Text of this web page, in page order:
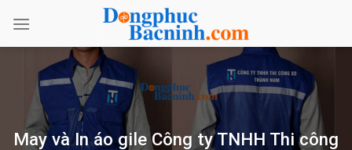
qua
nội
May và In áo gile Công ty TNHH Thi công